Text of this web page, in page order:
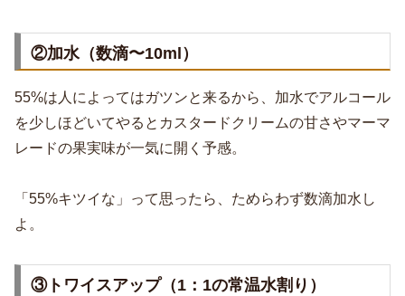
②加水（数滴〜10ml）
55%は人によってはガツンと来るから、加水でアルコール
を少しほどいてやるとカスタードクリームの甘さやマーマ
レードの果実味が一気に開く予感。
「55%キツイな」って思ったら、ためらわず数滴加水し
よ。
③トワイスアップ（1：1の常温水割り）